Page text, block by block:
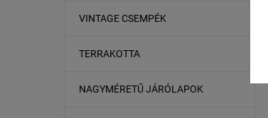
VINTAGE CSEMPÉK
TERRAKOTTA
NAGYMÉRETŰ JÁRÓLAPOK